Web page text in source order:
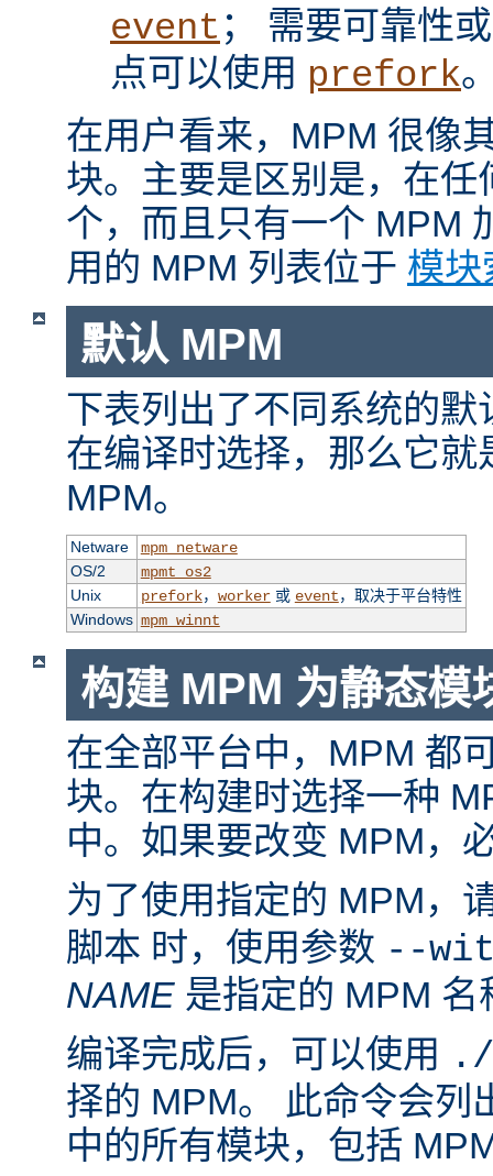
event ； 需要可靠性
点可以使用 prefork
在用户看来，MPM 很像
块。主要是区别是，在任
个，而且只有一个 MPM
用的 MPM 列表位于 模块
默认 MPM
下表列出了不同系统的默
在编译时选择，那么它就
MPM。
Netware
mpm_netware
OS/2
mpmt_os2
Unix
prefork， worker或 event，取决于平台特性
Windows mpm_winnt
构建 MPM 为静态模
在全部平台中，MPM 都
块。在构建时选择一种
中。如果要改变 MPM，
为了使用指定的 MPM，
脚本 时，使用参数 --
NAME 是指定的 MPM 名
编译完成后，可以使用
择的 MPM。 此命令会列
中的所有模块，包括